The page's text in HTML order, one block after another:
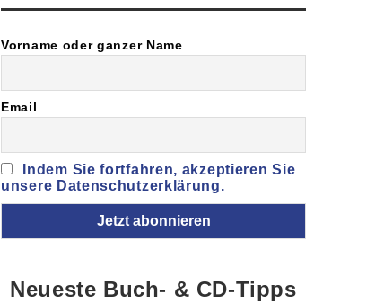
Vorname oder ganzer Name
Email
Indem Sie fortfahren, akzeptieren Sie
unsere Datenschutzerklärung.
Neueste Buch- & CD-Tipps